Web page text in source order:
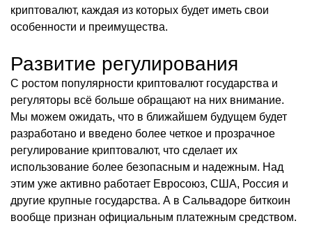
криптовалют, каждая из которых будет иметь свои
особенности и преимущества.
Развитие регулирования
С ростом популярности криптовалют государства и
регуляторы всё больше обращают на них внимание.
Мы можем ожидать, что в ближайшем будущем будет
разработано и введено более четкое и прозрачное
регулирование криптовалют, что сделает их
использование более безопасным и надежным. Над
этим уже активно работает Евросоюз, США, Россия и
другие крупные государства. А в Сальвадоре биткоин
вообще признан официальным платежным средством.